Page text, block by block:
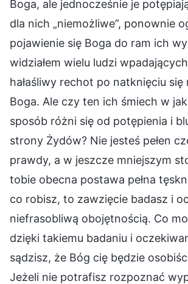
Boga, ale jednocześnie je
dla nich „niemożliwe”, ponownie
pojawienie się Boga do ram ich
widziałem wielu ludzi
hałaśliwy rechot po natknięciu się
Boga. Ale czy ten ich śmiech w
sposób różni się od potępienia i
strony Żydów? Nie jesteś pełen
prawdy, a w jeszcze mniejszym
tobie obecna postawa pełna
co robisz, to zawzięcie badasz i
niefrasobliwą obojętnością. Co
dzięki takiemu badaniu i
sądzisz, że Bóg cię będzie
Jeżeli nie potrafisz rozpoznać